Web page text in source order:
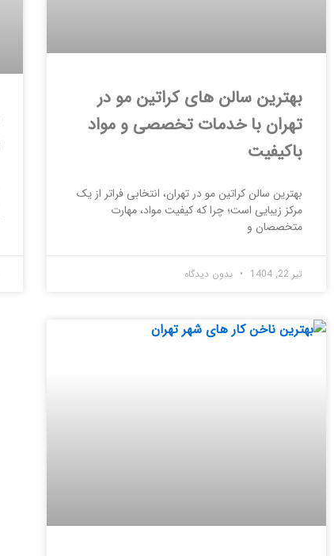
بهترین سالن های کراتین مو در
تهران با خدمات تخصصی و مواد
باکیفیت
بهترین سالن کراتین مو در تهران، انتخابی فراتر از یک
مرکز زیبایی است؛ چرا که کیفیت مواد، مهارت
متخصصان و
تیر 22, 1404 بدون دیدگاه